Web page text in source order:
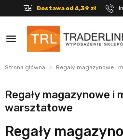
Dostawa od 4,39 zł
menu
Strona główna Regały magazynowe i
Regały magazynowe i
warsztatowe
Regały